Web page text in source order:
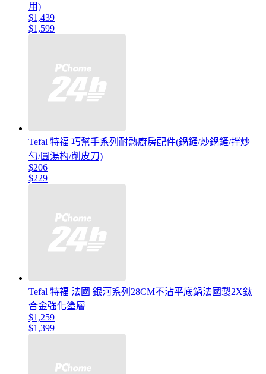
用)
$1,439
$1,599
Tefal 特福 巧幫手系列耐熱廚房配件(鍋鏟/炒鍋鏟/拌炒
勺/圓湯杓/削皮刀)
$206
$229
Tefal 特福 法國 銀河系列28CM不沾平底鍋法國製2X鈦
合金強化塗層
$1,259
$1,399